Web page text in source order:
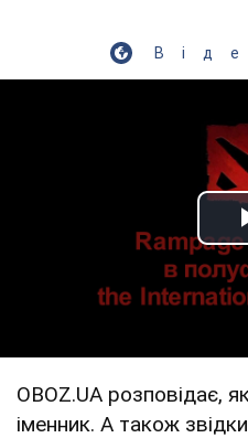
OBOZ.UA розповідає,
іменник. А також